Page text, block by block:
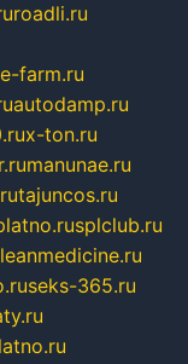
roadli.ru
farm.ru
autodamp.ru
x-ton.ru
manunae.ru
tajuncos.ru
splclub.ru
seks-365.ru